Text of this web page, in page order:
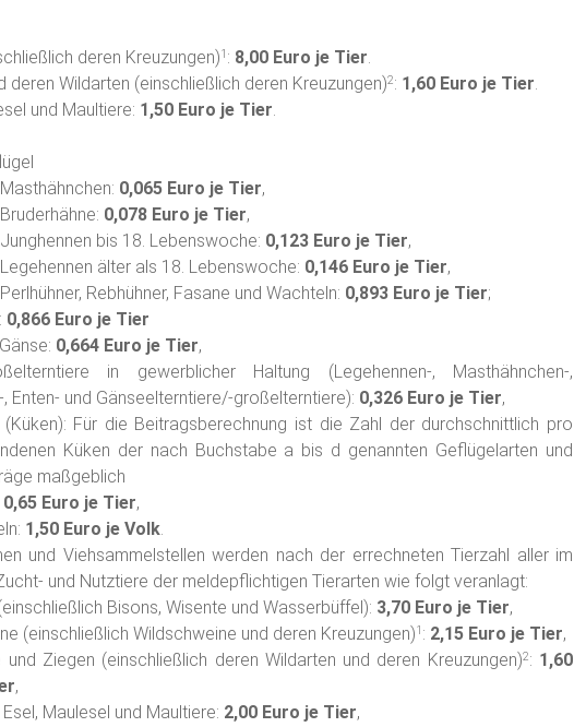
deren Kreuzungen)1 : 8,00 Euro je Tier.
deren Wildarten (einschließlich deren Kreuzungen)2: 1,60 Euro je Tier.
und Maultiere: 1,50 Euro je Tier.
Masthähnchen: 0,065 Euro je Tier,
Bruderhähne: 0,078 Euro je Tier,
Junghennen bis 18. Lebenswoche: 0,123 Euro je Tier,
Legehennen älter als 18. Lebenswoche: 0,146 Euro je Tier,
Perlhühner, Rebhühner, Fasane und Wachteln: 0,893 Euro je Tier;
0,866 Euro je Tier
0,664 Euro je Tier,
in gewerblicher Haltung (Legehennen-, Masthähnchen-,
, Enten- und Gänseelterntiere/-großelterntiere): 0,326 Euro je Tier,
(Küken): Für die Beitragsberechnung ist die Zahl der durchschnittlich pro
Küken der nach Buchstabe a bis d genannten Geflügelarten und
maßgeblich
0,65 Euro je Tier,
1,50 Euro je Volk.
und Viehsammelstellen werden nach der errechneten Tierzahl aller im
und Nutztiere der meldepflichtigen Tierarten wie folgt veranlagt:
Bisons, Wisente und Wasserbüffel): 3,70 Euro je Tier,
(einschließlich Wildschweine und deren Kreuzungen)1 : 2,15 Euro je Tier,
Ziegen (einschließlich deren Wildarten und deren Kreuzungen)2: 1,60
,
Maulesel und Maultiere: 2,00 Euro je Tier,